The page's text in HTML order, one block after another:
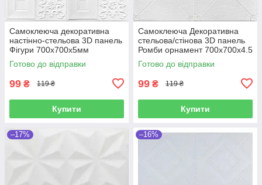
Самоклеюча декоративна
настінно-стельова 3D панель
Фігури 700х700х5мм
Готово до відправки
99 ₴ 119 ₴
Купити
Самоклеюча Декоративна
стельова/стінова 3D панель
Ромби орнамент 700x700x4.5
мм
Готово до відправки
99 ₴ 119 ₴
Купити
–17% –16%